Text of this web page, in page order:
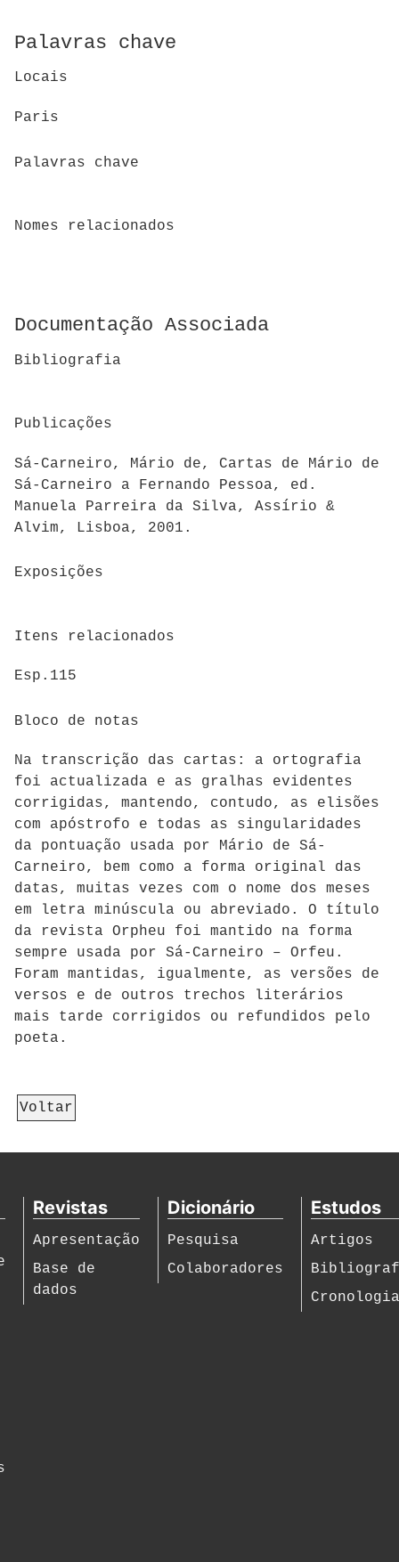
Palavras chave
Locais
Paris
Palavras chave
Nomes relacionados
Documentação Associada
Bibliografia
Publicações
Sá-Carneiro, Mário de, Cartas de Mário de
Sá-Carneiro a Fernando Pessoa, ed.
Manuela Parreira da Silva, Assírio &
Alvim, Lisboa, 2001.
Exposições
Itens relacionados
Esp.115
Bloco de notas
Na transcrição das cartas: a ortografia
foi actualizada e as gralhas evidentes
corrigidas, mantendo, contudo, as elisões
com apóstrofo e todas as singularidades
da pontuação usada por Mário de Sá-
Carneiro, bem como a forma original das
datas, muitas vezes com o nome dos meses
em letra minúscula ou abreviado. O título
da revista Orpheu foi mantido na forma
sempre usada por Sá-Carneiro – Orfeu.
Foram mantidas, igualmente, as versões de
versos e de outros trechos literários
mais tarde corrigidos ou refundidos pelo
poeta.
Voltar
Revistas
Apresentação
Base de
dados
Dicionário
Pesquisa
Colaboradores
Estudos
Artigos